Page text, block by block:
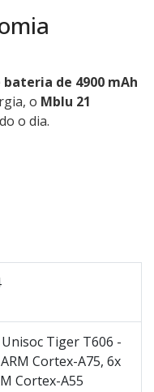
bateria de 4900 mAh
o Mblu 21
o dia.
Tiger T606 -
Cortex-A75, 6x
Cortex-A55